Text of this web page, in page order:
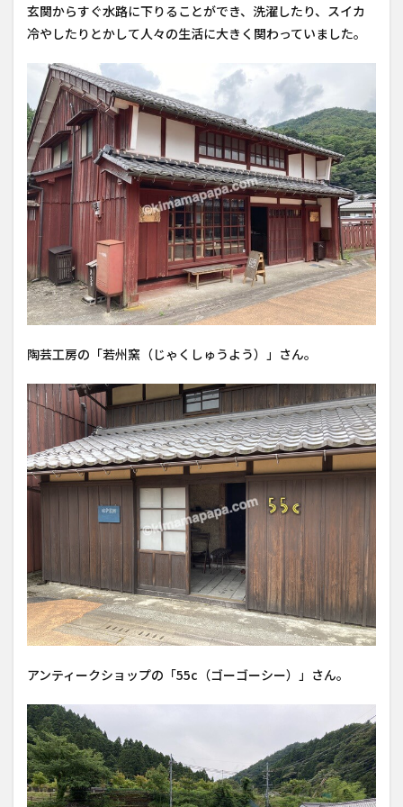
玄関からすぐ水路に下りることができ、洗濯したり、スイカ
冷やしたりとかして人々の生活に大きく関わっていました。
陶芸工房の「若州窯（じゃくしゅうよう）」さん。
アンティークショップの「55c（ゴーゴーシー）」さん。